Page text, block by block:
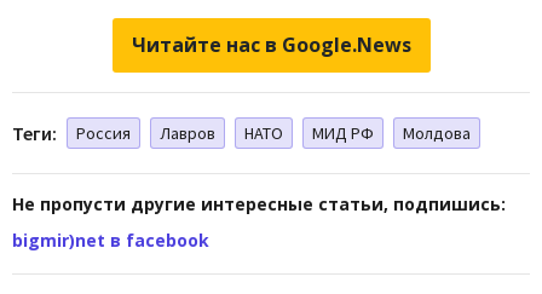
Читайте нас в Google.News
Теги: Россия Лавров НАТО МИД РФ Молдова
Не пропусти другие интересные статьи, подпишись:
bigmir)net в facebook